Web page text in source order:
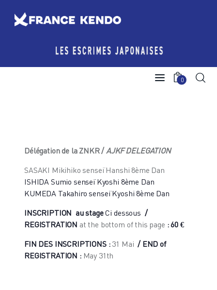
0
Les Escrimes Japonaises
Agenda licencié.e.s
Espace licencié-e-s
Délégation de la ZNKR /AJKF DELEGATION
SASAKI Mikihiko senseï Hanshi 8ème Dan
ISHIDA Sumio senseï Kyoshi 8ème Dan
KUMEDA Takahiro senseï Kyoshi 8ème Dan
INSCRIPTION au stageCi dessous /
REGISTRATION at the bottom of this page : 60 €
FIN DES INSCRIPTIONS :31 Mai / END of
REGISTRATION : May 31th